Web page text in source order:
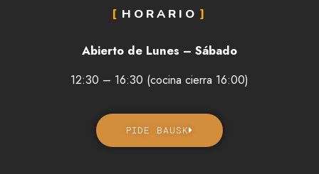
HORARIO
Abierto de Lunes – Sábado
12:30 – 16:30 (cocina cierra 16:00)
PIDE BAUSK